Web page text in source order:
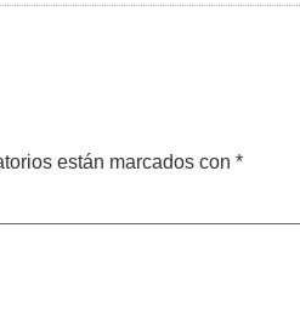
están marcados con *